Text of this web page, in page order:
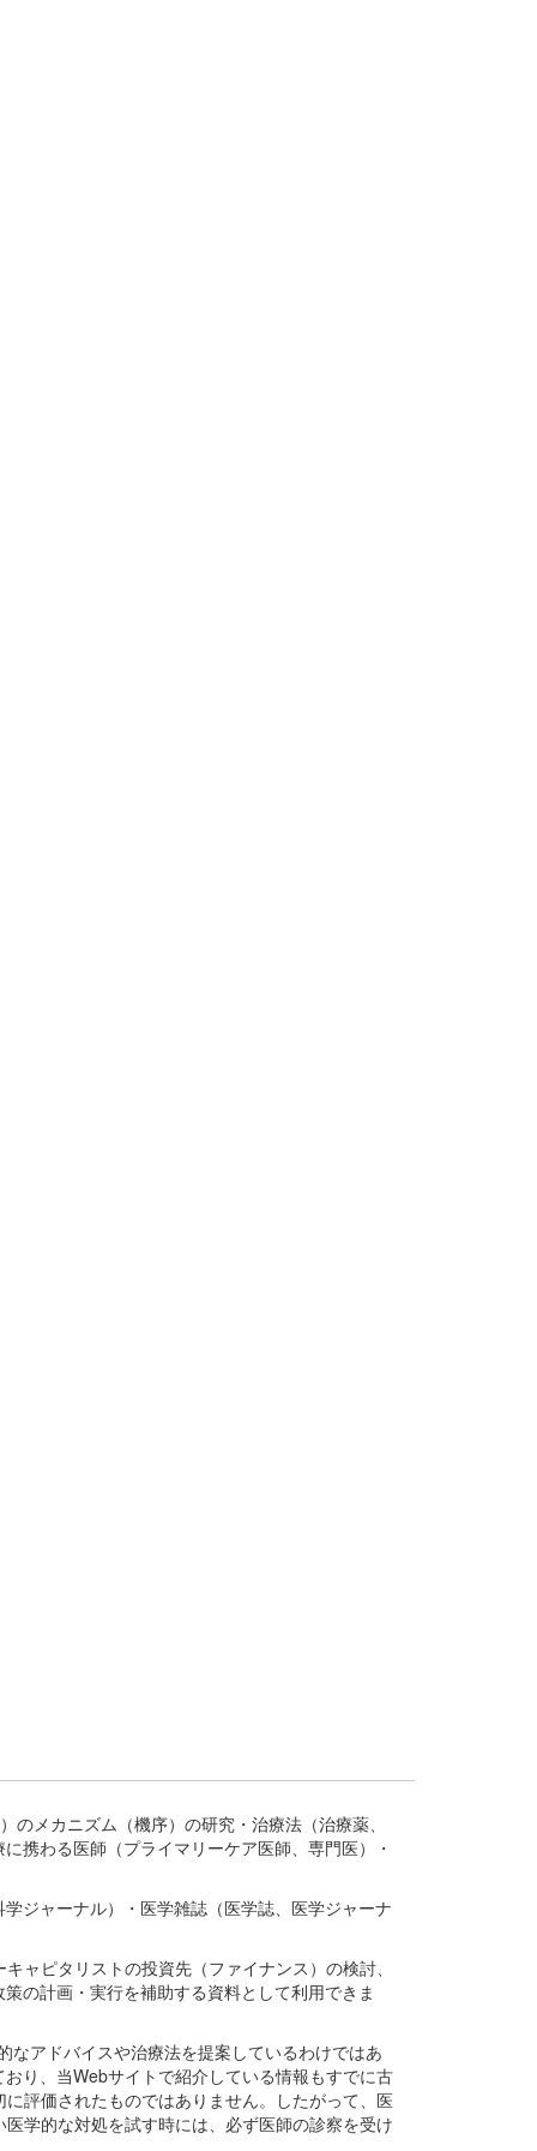
メカニズム（機序）の研究・治療法（治療薬、
携わる医師（プライマリーケア医師、専門医）・
ジャーナル）・医学雑誌（医学誌、医学ジャーナ
ャピタリストの投資先（ファイナンス）の検討、
の計画・実行を補助する資料として利用できま
アドバイスや治療法を提案しているわけではあ
り、当Webサイトで紹介している情報もすでに古
評価されたものではありません。したがって、医
学的な対処を試す時には、必ず医師の診察を受け